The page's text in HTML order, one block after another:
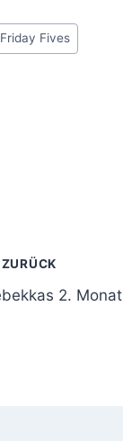
Friday Fives
ZURÜCK
2. Monat